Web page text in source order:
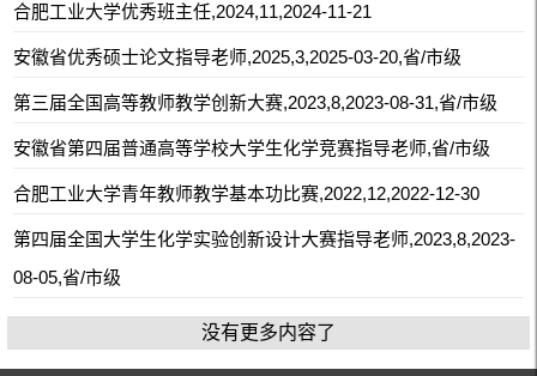
合肥工业大学优秀班主任,2024,11,2024-11-21
安徽省优秀硕士论文指导老师,2025,3,2025-03-20,省/市级
第三届全国高等教师教学创新大赛,2023,8,2023-08-31,省/市级
安徽省第四届普通高等学校大学生化学竞赛指导老师,省/市级
合肥工业大学青年教师教学基本功比赛,2022,12,2022-12-30
第四届全国大学生化学实验创新设计大赛指导老师,2023,8,2023-
08-05,省/市级
没有更多内容了